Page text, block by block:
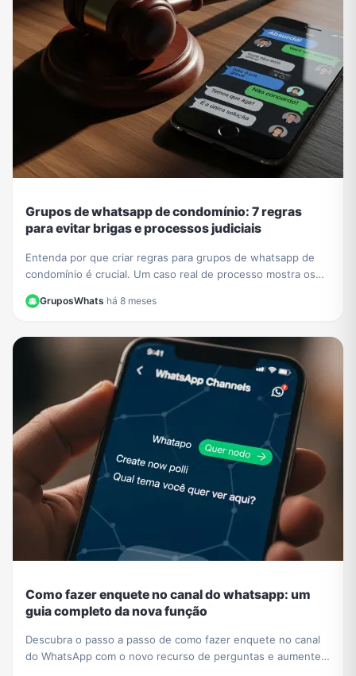
Grupos de whatsapp de condomínio: 7 regras
para evitar brigas e processos judiciais
Entenda por que criar regras para grupos de whatsapp de
condomínio é crucial. Um caso real de processo mostra os
GruposWhats·há 8 meses
Como fazer enquete no canal do whatsapp: um
guia completo da nova função
Descubra o passo a passo de como fazer enquete no canal
do WhatsApp com o novo recurso de perguntas e aumente a